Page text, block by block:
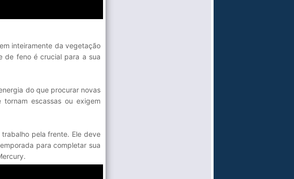
inteiramente da vegetação
de feno é crucial para a sua
do que procurar novas
escassas ou exigem
pela frente. Ele deve
para completar sua